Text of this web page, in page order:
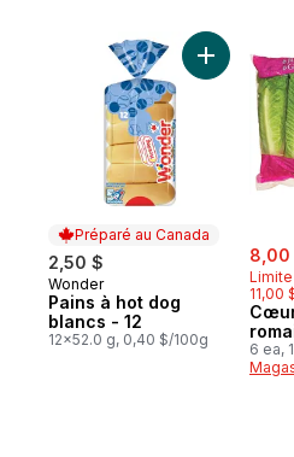
sauter Meilleures ventes
Préparé au Canada
2,50 $
Préparé au Canada
Wonder
Pains à hot dog
blancs - 12
12x52.0 g, 0,40 $/100g
Ajouter
sale:
8,00
11,00
6 ea,